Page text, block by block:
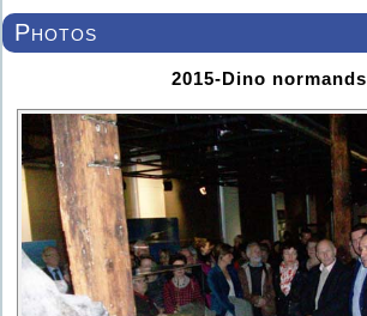
Photos
2015-Dino normands